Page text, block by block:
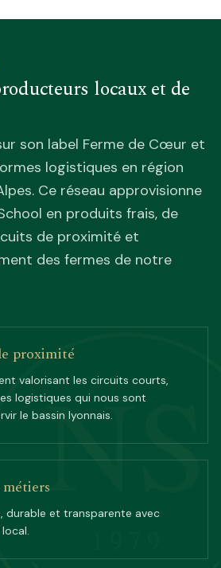
NS
locaux et de
son label Ferme de Cœur et
logistiques en région
Ce réseau approvisionne
en produits frais, de
de proximité et
des fermes de notre
proximité
valorisant les circuits courts,
logistiques qui nous sont
le bassin lyonnais.
durable et transparente avec